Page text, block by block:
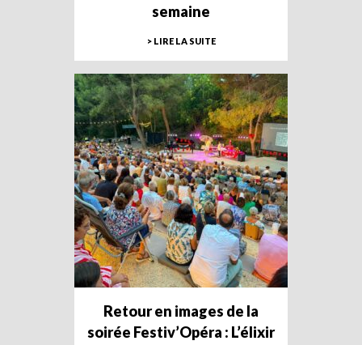
semaine
> LIRE LA SUITE
Retour en images de la
soirée Festiv’Opéra : L’élixir